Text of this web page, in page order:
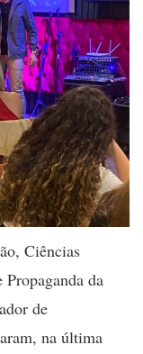
Ciências
da
de
na última